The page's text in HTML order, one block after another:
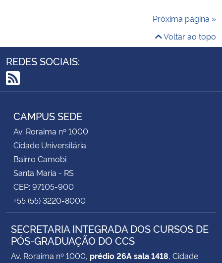
Próxima página »
Voltar ao topo
REDES SOCIAIS:
RSS
CAMPUS SEDE
Av. Roraima nº 1000
Cidade Universitária
Bairro Camobi
Santa Maria - RS
CEP: 97105-900
+55 (55) 3220-8000
SECRETARIA INTEGRADA DOS CURSOS DE
PÓS-GRADUAÇÃO DO CCS
Av. Roraima nº 1000, prédio 26A sala 1418, Cidade